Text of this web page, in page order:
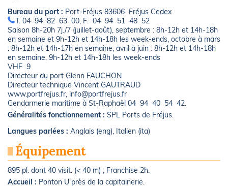
Bureau du port : Port-Fréjus 83606 Fréjus Cedex
T. 04 94 82 63 00, F. 04 94 51 48 52
Saison 8h-20h 7j./7 (juillet-août), septembre : 8h-12h et 14h-18h
en semaine et 9h-12h et 14h-18h les week-ends, octobre à mars
: 8h-12h et 14h-17h en semaine, avril à juin : 8h-12h et 14h-18h
en semaine, 9h-12h et 14h-18h les week-ends
VHF 9
Directeur du port Glenn FAUCHON
Directeur technique Vincent GAUTRAUD
www.portfrejus.fr, info@portfrejus.fr
Gendarmerie maritime à St-Raphaël 04 94 40 54 42.
Généralités fonctionnement : SPL Ports de Fréjus.
Langues parlées : Anglais (eng), Italien (ita)
Équipement
895 pl. dont 40 visit. (< 40 m) ; Franchise 2h.
Accueil : Ponton U près de la capitainerie.